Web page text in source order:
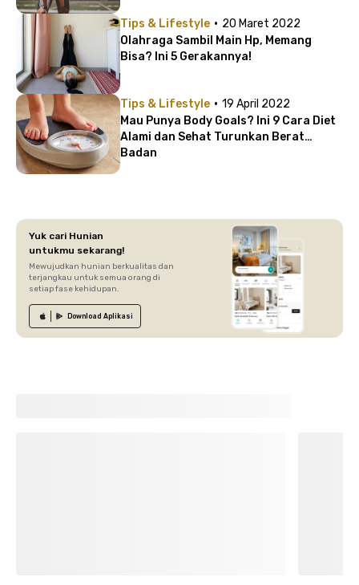
Tips & Lifestyle · 20 Maret 2022
Olahraga Sambil Main Hp, Memang
Bisa? Ini 5 Gerakannya!
Tips & Lifestyle · 19 April 2022
Mau Punya Body Goals? Ini 9 Cara Diet
Alami dan Sehat Turunkan Berat
Badan
Yuk cari Hunian
untukmu sekarang!
Mewujudkan hunian berkualitas dan
terjangkau untuk semua orang di
setiap fase kehidupan.
Download Aplikasi